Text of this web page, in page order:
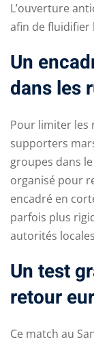
L’ouverture
afin de fluidifier
Un
dans les
Pour limiter les
supporters
groupes dans
organisé pour
encadré en
parfois plus
autorités
Un test
retour
Ce match au